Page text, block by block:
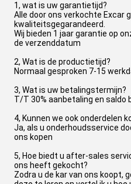
1, wat is uw garantietijd?
Alle door ons verkochte Excar
kwaliteitsgegarandeerd.
Wij bieden 1 jaar garantie op
de verzenddatum
2, Wat is de productietijd?
Normaal gesproken 7-15
3, Wat is uw betalingstermijn?
T/T 30% aanbetaling en saldo
4, Kunnen we ook onderdelen
Ja, als u onderhoudsservice
ons kopen
5, Hoe biedt u after-sales
ons heeft gekocht?
Zodra u de kar van ons koopt,